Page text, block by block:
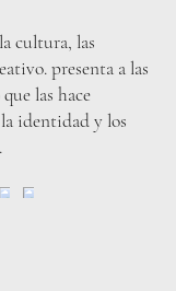
cultura, las
presenta a las
las hace
identidad y los